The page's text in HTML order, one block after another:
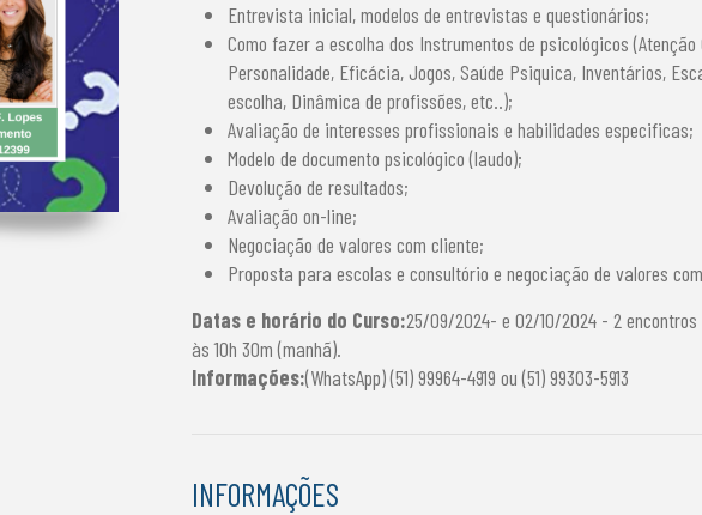
Entrevista inicial, modelos de entrevistas e questionários;
Como fazer a escolha dos Instrumentos de psicológicos
Personalidade, Eficácia, Jogos, Saúde Psiquica, Inventários,
escolha, Dinâmica de profissões, etc..);
Avaliação de interesses profissionais e habilidades especificas;
Modelo de documento psicológico (laudo);
Devolução de resultados;
Avaliação on-line;
Negociação de valores com cliente;
Proposta para escolas e consultório e negociação de valores
Datas e horário do Curso:25/09/2024- e 02/10/2024 - 2
às 10h 30m (manhã).
Informações:(WhatsApp) (51) 99964-4919 ou (51) 99303-5913
INFORMAÇÕES